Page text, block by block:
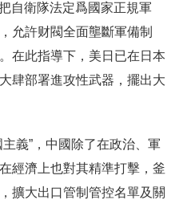
自衛隊法定爲國家正規軍
允許财閥全面壟斷軍備制
在此指導下，美日已在日本
肆部署進攻性武器，擺出大
義”，中國除了在政治、軍
經濟上也對其精準打擊，釜
擴大出口管制管控名單及關